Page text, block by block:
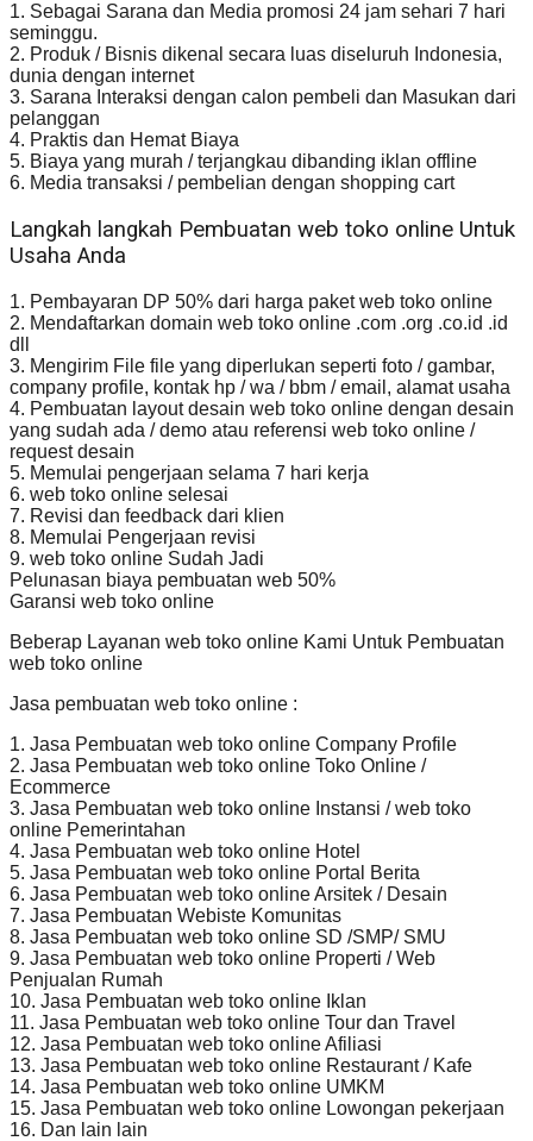
1. Sebagai Sarana dan Media promosi 24 jam sehari 7 hari
seminggu.
2. Produk / Bisnis dikenal secara luas diseluruh Indonesia,
dunia dengan internet
3. Sarana Interaksi dengan calon pembeli dan Masukan dari
pelanggan
4. Praktis dan Hemat Biaya
5. Biaya yang murah / terjangkau dibanding iklan offline
6. Media transaksi / pembelian dengan shopping cart
Langkah langkah Pembuatan web toko online Untuk
Usaha Anda
1. Pembayaran DP 50% dari harga paket web toko online
2. Mendaftarkan domain web toko online .com .org .co.id .id
dll
3. Mengirim File file yang diperlukan seperti foto / gambar,
company profile, kontak hp / wa / bbm / email, alamat usaha
4. Pembuatan layout desain web toko online dengan desain
yang sudah ada / demo atau referensi web toko online /
request desain
5. Memulai pengerjaan selama 7 hari kerja
6. web toko online selesai
7. Revisi dan feedback dari klien
8. Memulai Pengerjaan revisi
9. web toko online Sudah Jadi
Pelunasan biaya pembuatan web 50%
Garansi web toko online
Beberap Layanan web toko online Kami Untuk Pembuatan
web toko online
Jasa pembuatan web toko online :
1. Jasa Pembuatan web toko online Company Profile
2. Jasa Pembuatan web toko online Toko Online /
Ecommerce
3. Jasa Pembuatan web toko online Instansi / web toko
online Pemerintahan
4. Jasa Pembuatan web toko online Hotel
5. Jasa Pembuatan web toko online Portal Berita
6. Jasa Pembuatan web toko online Arsitek / Desain
7. Jasa Pembuatan Webiste Komunitas
8. Jasa Pembuatan web toko online SD /SMP/ SMU
9. Jasa Pembuatan web toko online Properti / Web
Penjualan Rumah
10. Jasa Pembuatan web toko online Iklan
11. Jasa Pembuatan web toko online Tour dan Travel
12. Jasa Pembuatan web toko online Afiliasi
13. Jasa Pembuatan web toko online Restaurant / Kafe
14. Jasa Pembuatan web toko online UMKM
15. Jasa Pembuatan web toko online Lowongan pekerjaan
16. Dan lain lain